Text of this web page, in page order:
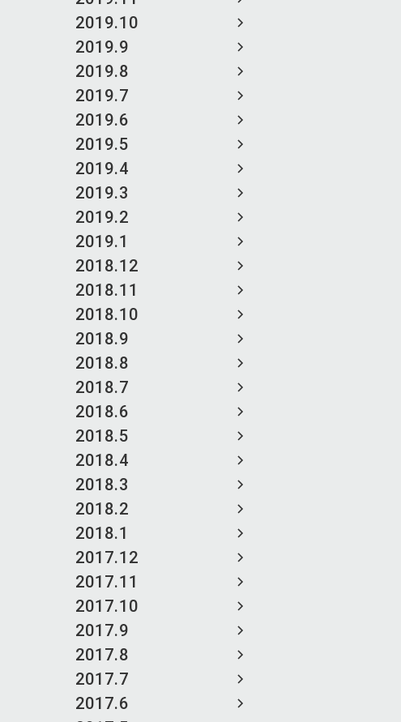
2019.10
2019.9
2019.8
2019.7
2019.6
2019.5
2019.4
2019.3
2019.2
2019.1
2018.12
2018.11
2018.10
2018.9
2018.8
2018.7
2018.6
2018.5
2018.4
2018.3
2018.2
2018.1
2017.12
2017.11
2017.10
2017.9
2017.8
2017.7
2017.6